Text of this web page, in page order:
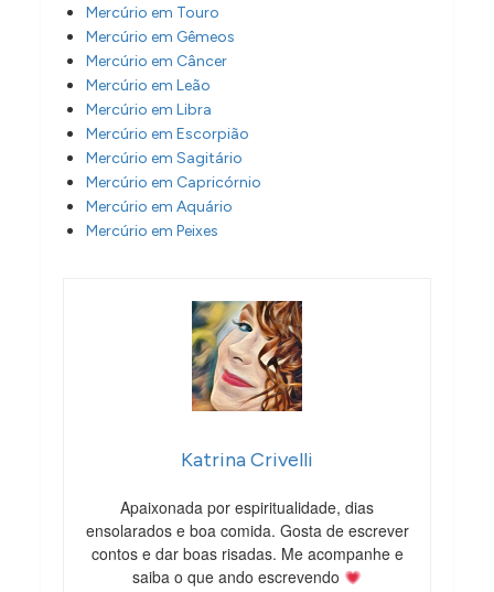
Mercúrio em Touro
Mercúrio em Gêmeos
Mercúrio em Câncer
Mercúrio em Leão
Mercúrio em Libra
Mercúrio em Escorpião
Mercúrio em Sagitário
Mercúrio em Capricórnio
Mercúrio em Aquário
Mercúrio em Peixes
Katrina Crivelli
Apaixonada por espiritualidade, dias
ensolarados e boa comida. Gosta de escrever
contos e dar boas risadas. Me acompanhe e
saiba o que ando escrevendo